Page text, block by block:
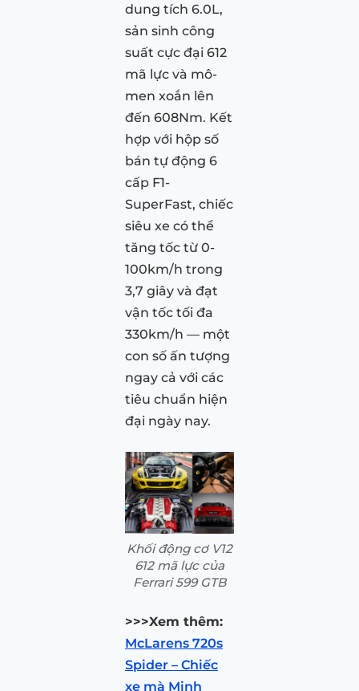
dung tích 6.0L,
sản sinh công
suất cực đại 612
mã lực và mô-
men xoắn lên
đến 608Nm. Kết
hợp với hộp số
bán tự động 6
cấp F1-
SuperFast, chiếc
siêu xe có thể
tăng tốc từ 0-
100km/h trong
3,7 giây và đạt
vận tốc tối đa
330km/h — một
con số ấn tượng
ngay cả với các
tiêu chuẩn hiện
đại ngày nay.
Khối động cơ V12
612 mã lực của
Ferrari 599 GTB
>>>Xem thêm:
McLarens 720s
Spider – Chiếc
xe mà Minh